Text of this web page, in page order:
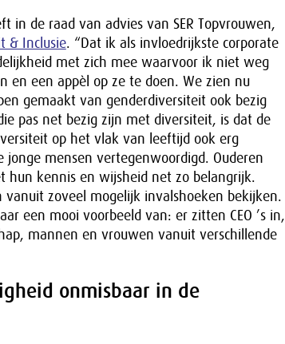
in de raad van advies van SER Topvrouwen,
& Inclusie. “Dat ik als invloedrijkste corporate
met zich mee waarvoor ik niet weg
en een appèl op ze te doen. We zien nu
gemaakt van genderdiversiteit ook bezig
pas net bezig zijn met diversiteit, is dat de
op het vlak van leeftijd ook erg
mensen vertegenwoordigd. Ouderen
hun kennis en wijsheid net zo belangrijk.
zoveel mogelijk invalshoeken bekijken.
een mooi voorbeeld van: er zitten CEO ’s in,
mannen en vrouwen vanuit verschillende
onmisbaar in de